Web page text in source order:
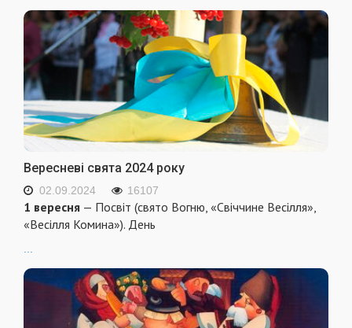
Вересневі свята 2024 року
02.09.2024 16107
1 вересня — Посвіт (свято Вогню, «Свіччине Весілля»,
«Весілля Комина»). День
...